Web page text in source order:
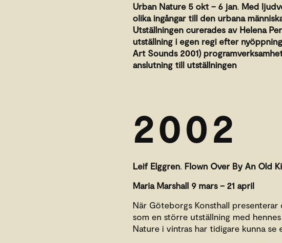
Urban Nature 5 okt – 6 jan. Med
olika ingångar till den urbana
Utställningen curerades av Helena
utställning i egen regi efter
Art Sounds 2001)
anslutning till utställningen
2002
Leif Elggren. Flown Over By An Old
Maria Marshall 9 mars – 21 april
När Göteborgs Konsthall
som en större utställning med
Nature i vintras har tidigare kunna se